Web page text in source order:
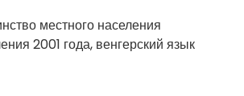
местного населения
2001 года, венгерский язык